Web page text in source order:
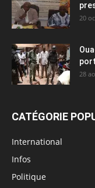
20
28
CATÉGORIE
International
Infos
Politique